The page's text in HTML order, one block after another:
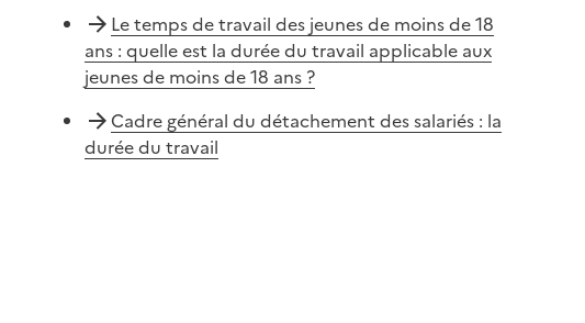
Le temps de travail des jeunes de moins de 18
ans : quelle est la durée du travail applicable aux
jeunes de moins de 18 ans ?
Cadre général du détachement des salariés : la
durée du travail